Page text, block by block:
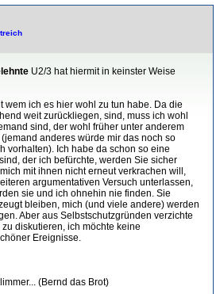
U2/3 hat hiermit in keinster Weise
wem ich es hier wohl zu tun habe. Da die
weit zurückliegen, sind, muss ich wohl
sind, der wohl früher unter anderem
anderes würde mir das noch so
vorhalten). Ich habe da schon so eine
der ich befürchte, werden Sie sicher
mit ihnen nicht erneut verkrachen will,
argumentativen Versuch unterlassen,
sie und ich ohnehin nie finden. Sie
bleiben, mich (und viele andere) werden
Aber aus Selbstschutzgründen verzichte
diskutieren, ich möchte keine
Ereignisse.
(Bernd das Brot)